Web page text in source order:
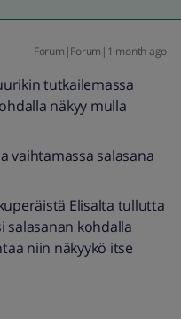
Forum|Forum|1 month ago
tutkailemassa
näkyy mulla
vaihtamassa salasana
Elisalta tullutta
salasanan kohdalla
niin näkyykö itse